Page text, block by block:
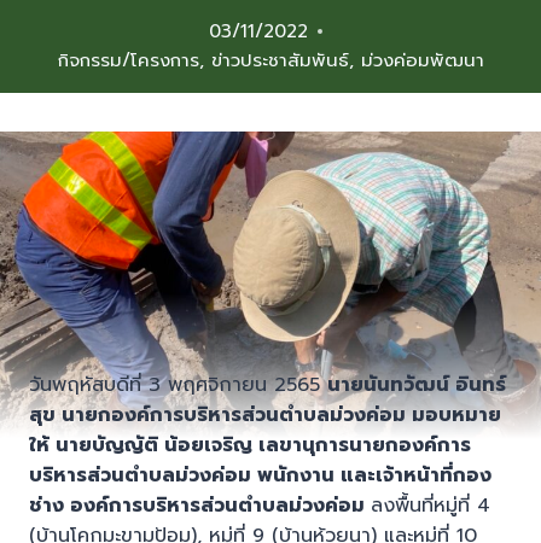
03/11/2022
กิจกรรม/โครงการ, ข่าวประชาสัมพันธ์, ม่วงค่อมพัฒนา
วันพฤหัสบดีที่ 3 พฤศจิกายน 2565นายนันทวัฒน์ อินทร์
สุข นายกองค์การบริหารส่วนตำบลม่วงค่อม มอบหมาย
ให้ นายบัญญัติ น้อยเจริญ เลขานุการนายกองค์การ
บริหารส่วนตำบลม่วงค่อม พนักงาน และเจ้าหน้าที่กอง
ช่าง องค์การบริหารส่วนตำบลม่วงค่อม ลงพื้นที่หมู่ที่ 4
(บ้านโคกมะขามป้อม), หมู่ที่ 9 (บ้านห้วยนา) และหมู่ที่ 10